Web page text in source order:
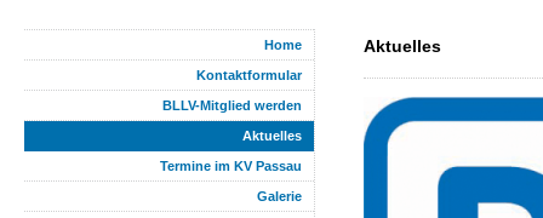
Aktuelles
Home
Kontaktformular
BLLV-Mitglied werden
Aktuelles
Termine im KV Passau
Galerie